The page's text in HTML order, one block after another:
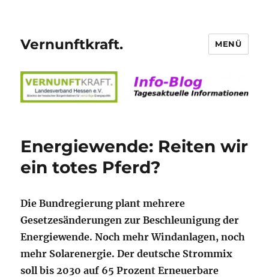
Vernunftkraft. MENÜ
Energiewende: Reiten wir
ein totes Pferd?
Die Bundregierung plant mehrere
Gesetzesänderungen zur Beschleunigung der
Energiewende. Noch mehr Windanlagen, noch
mehr Solarenergie. Der deutsche Strommix
soll bis 2030 auf 65 Prozent Erneuerbare